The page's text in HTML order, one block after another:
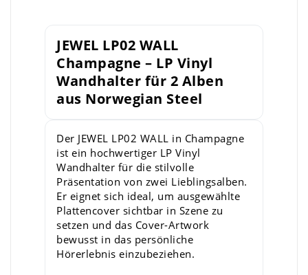
JEWEL LP02 WALL
Champagne – LP Vinyl
Wandhalter für 2 Alben
aus Norwegian Steel
Der JEWEL LP02 WALL in Champagne
ist ein hochwertiger LP Vinyl
Wandhalter für die stilvolle
Präsentation von zwei Lieblingsalben.
Er eignet sich ideal, um ausgewählte
Plattencover sichtbar in Szene zu
setzen und das Cover-Artwork
bewusst in das persönliche
Hörerlebnis einzubeziehen.